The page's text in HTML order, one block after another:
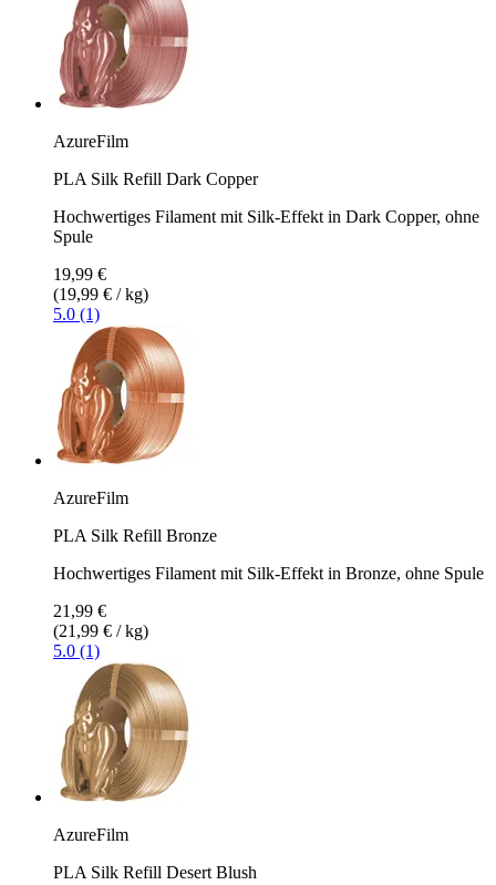
AzureFilm
PLA Silk Refill Dark Copper
Hochwertiges Filament mit Silk-Effekt in Dark Copper, ohne
Spule
19,99 €
(19,99 € / kg)
5.0 (1)
AzureFilm
PLA Silk Refill Bronze
Hochwertiges Filament mit Silk-Effekt in Bronze, ohne Spule
21,99 €
(21,99 € / kg)
5.0 (1)
AzureFilm
PLA Silk Refill Desert Blush